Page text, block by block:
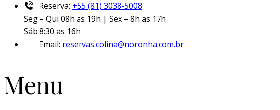
Reserva: +55 (81) 3038-5008
Seg – Qui 08h as 19h | Sex – 8h as 17h
Sáb 8:30 as 16h
Email: reservas.colina@noronha.com.br
Menu